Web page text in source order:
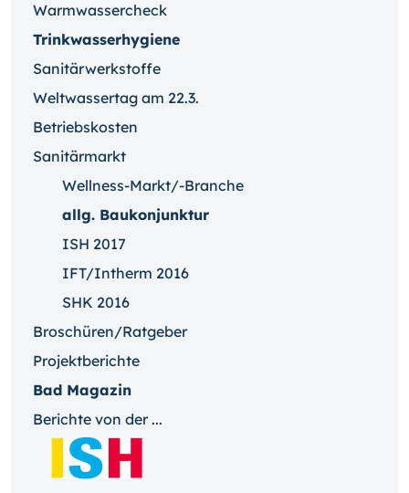
Warmwassercheck
Trinkwasserhygiene
Sanitärwerkstoffe
Weltwassertag am 22.3.
Betriebskosten
Sanitärmarkt
Wellness-Markt/-Branche
allg. Baukonjunktur
ISH 2017
IFT/Intherm 2016
SHK 2016
Broschüren/Ratgeber
Projektberichte
Bad Magazin
Berichte von der ...